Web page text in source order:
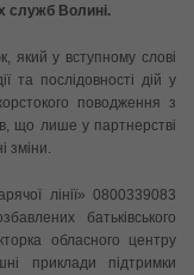
служб Волині.
який у вступному слові
та послідовності дій у
поводження з
що лише у партнерстві
зміни.
лінії» 0800339083
батьківського
обласного центру
приклади підтримки